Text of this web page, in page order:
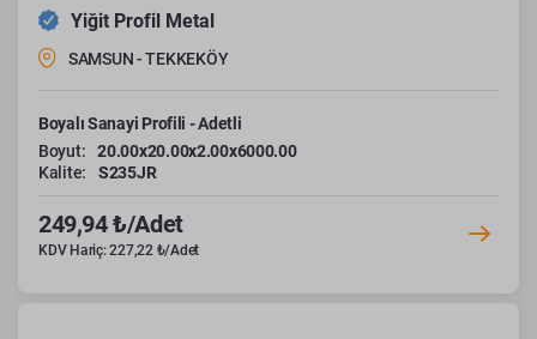
Yiğit Profil Metal
SAMSUN - TEKKEKÖY
Boyalı Sanayi Profili - Adetli
Boyut:
20.00x20.00x2.00x6000.00
Kalite:
S235JR
249,94 ₺/Adet
KDV Hariç: 227,22 ₺/Adet